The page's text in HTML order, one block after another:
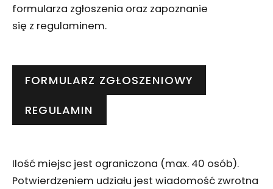
formularza zgłoszenia oraz zapoznanie
się z regulaminem.
FORMULARZ ZGŁOSZENIOWY
REGULAMIN
Ilość miejsc jest ograniczona (max. 40 osób).
Potwierdzeniem udziału jest wiadomość zwrotna